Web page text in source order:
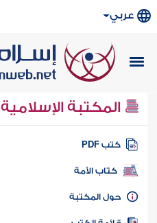
عربي
المكتبة الإسلامية
كتب PDF
كتاب الأمة